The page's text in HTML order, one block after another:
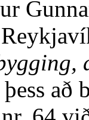
að